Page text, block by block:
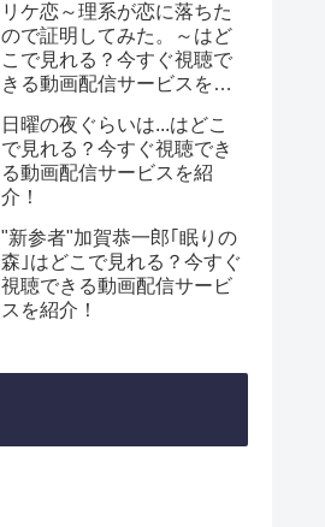
リケ恋～理系が恋に落ちた
ので証明してみた。～はど
こで見れる？今すぐ視聴で
きる動画配信サービスを紹
日曜の夜ぐらいは...はどこ
で見れる？今すぐ視聴でき
る動画配信サービスを紹
介！
"新参者"加賀恭一郎｢眠りの
森｣はどこで見れる？今すぐ
視聴できる動画配信サービ
スを紹介！